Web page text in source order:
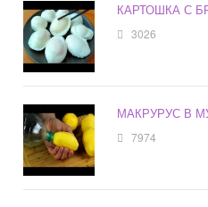
КАРТОШКА С
3026
МАКРУРУС В
7974